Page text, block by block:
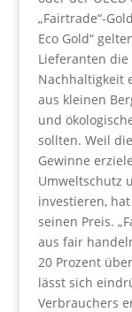
„Fairtrade“-
Eco Gold“
Lieferanten
Nachhaltigkeit
aus kleinen
und
sollten. Weil
Gewinne
Umweltschutz
investieren,
seinen Preis.
aus fair
20 Prozent
lässt sich
Verbrauchers